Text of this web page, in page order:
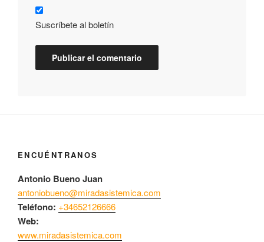
Suscríbete al boletín
ENCUÉNTRANOS
Antonio Bueno Juan
antoniobueno@miradasistemica.com
Teléfono: +34652126666
Web:
www.miradasistemica.com